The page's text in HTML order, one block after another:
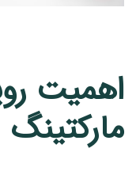
اهمیت
مارکتینگ